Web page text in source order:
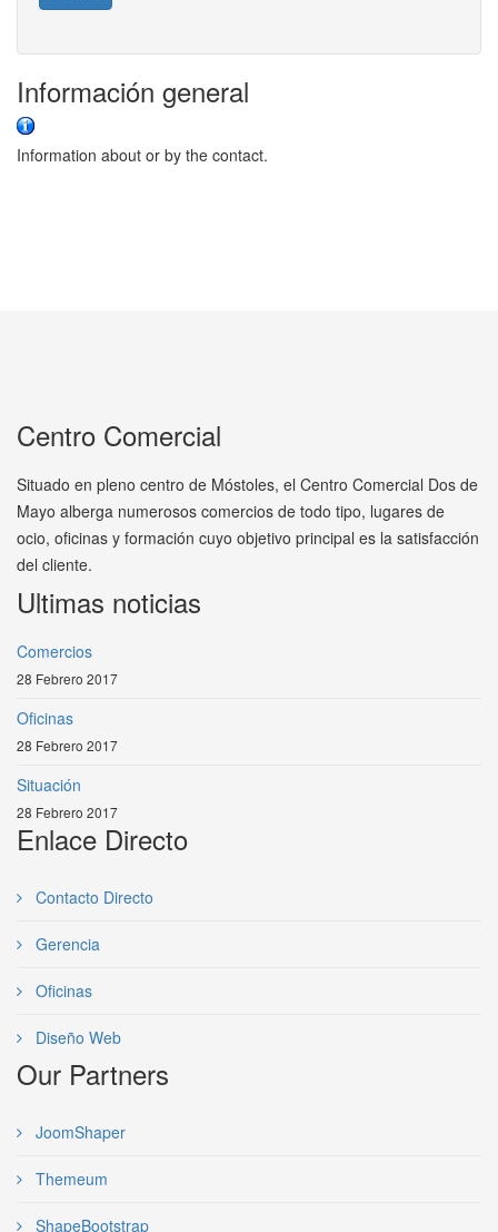
Información general
Information about or by the contact.
Centro Comercial
Situado en pleno centro de Móstoles, el Centro Comercial Dos de
Mayo alberga numerosos comercios de todo tipo, lugares de
ocio, oficinas y formación cuyo objetivo principal es la satisfacción
del cliente.
Ultimas noticias
Comercios
28 Febrero 2017
Oficinas
28 Febrero 2017
Situación
28 Febrero 2017
Enlace Directo
Contacto Directo
Gerencia
Oficinas
Diseño Web
Our Partners
JoomShaper
Themeum
ShapeBootstrap